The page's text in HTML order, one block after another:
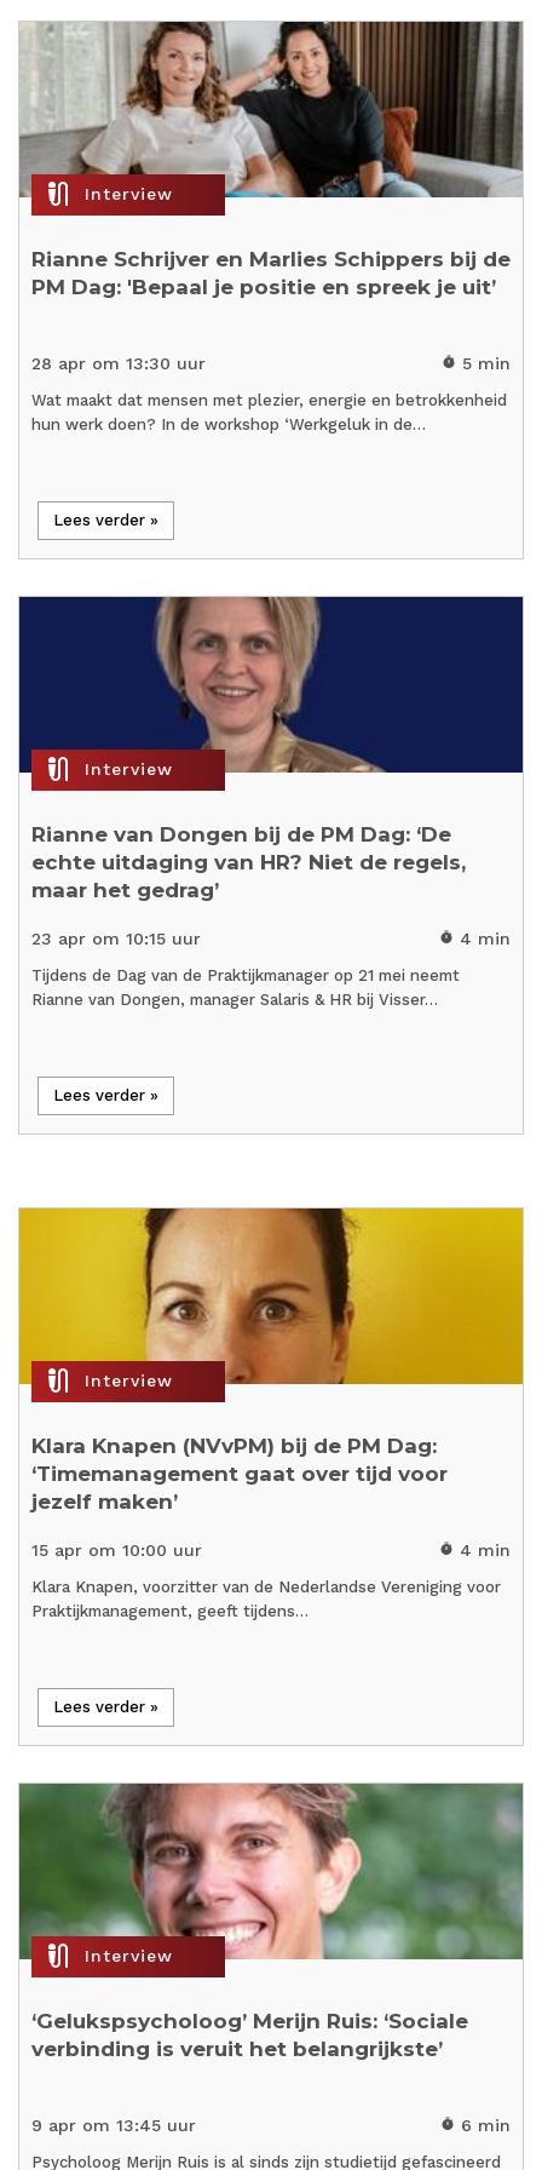
mic_external_on Interview
Rianne Schrijver en Marlies Schippers bij de
PM Dag: 'Bepaal je positie en spreek je uit’
28 apr om 13:30 uur timer 5 min
Wat maakt dat mensen met plezier, energie en betrokkenheid
hun werk doen? In de workshop ‘Werkgeluk in de…
Lees verder »
mic_external_on Interview
Rianne van Dongen bij de PM Dag: ‘De
echte uitdaging van HR? Niet de regels,
maar het gedrag’
23 apr om 10:15 uur timer 4 min
Tijdens de Dag van de Praktijkmanager op 21 mei neemt
Rianne van Dongen, manager Salaris & HR bij Visser…
Lees verder »
mic_external_on Interview
Klara Knapen (NVvPM) bij de PM Dag:
‘Timemanagement gaat over tijd voor
jezelf maken’
15 apr om 10:00 uur timer 4 min
Klara Knapen, voorzitter van de Nederlandse Vereniging voor
Praktijkmanagement, geeft tijdens…
Lees verder »
mic_external_on Interview
‘Gelukspsycholoog’ Merijn Ruis: ‘Sociale
verbinding is veruit het belangrijkste’
9 apr om 13:45 uur timer 6 min
Psycholoog Merijn Ruis is al sinds zijn studietijd gefascineerd